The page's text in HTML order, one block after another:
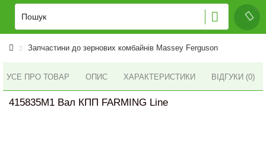
Запчастини до зернових комбайнів Massey Ferguson
УСЕ ПРО ТОВАР ОПИС ХАРАКТЕРИСТИКИ ВІДГУКИ (0)
415835M1 Вал КПП FARMING Line